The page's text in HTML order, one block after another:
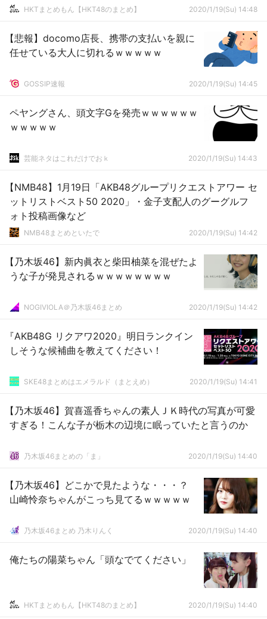
HKTまとめもん【HKT48のまとめ】 2020/1/19(Su) 14:48
【悲報】docomo店長、携帯の支払いを親に
任せている大人に切れるｗｗｗｗｗ
GOSSIP速報 2020/1/19(Su) 14:45
ペヤングさん、頭文字Gを発売ｗｗｗｗｗｗ
ｗｗｗｗｗ
芸能ネタはこれだけでおｋ 2020/1/19(Su) 14:43
【NMB48】1月19日「AKB48グループリクエストアワー セ
ットリストベスト50 2020」・金子支配人のグーグルフ
ォト投稿画像など
NMB48まとめといたで 2020/1/19(Su) 14:42
【乃木坂46】新内眞衣と柴田柚菜を混ぜたよ
うな子が発見されるｗｗｗｗｗｗｗｗ
NOGIVIOLA＠乃木坂46まとめ 2020/1/19(Su) 14:42
『AKB48G リクアワ2020』明日ランクイン
しそうな候補曲を教えてください！
SKE48まとめはエメラルド（まとえめ） 2020/1/19(Su) 14:41
【乃木坂46】賀喜遥香ちゃんの素人ＪＫ時代の写真が可愛
すぎる！こんな子が栃木の辺境に眠っていたと言うのか
乃木坂46まとめの「ま」 2020/1/19(Su) 14:40
【乃木坂46】どこかで見たような・・・？
山崎怜奈ちゃんがこっち見てるｗｗｗｗｗ
乃木坂46まとめ 乃木りんく 2020/1/19(Su) 14:40
俺たちの陽菜ちゃん「頭なでてください」
HKTまとめもん【HKT48のまとめ】 2020/1/19(Su) 14:40